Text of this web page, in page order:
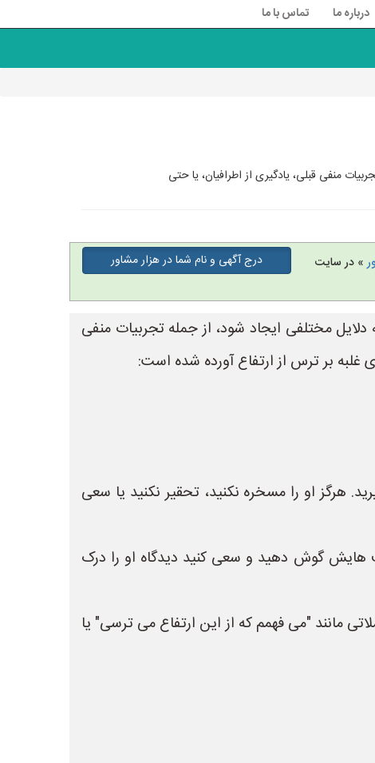
درباره ما تماس با ما
منفی قبلی، یادگیری از اطرافیان، یا حتی
» در سایت
درج آگهی و نام شما در هزار مشاور
مختلفی ایجاد شود، از جمله تجربیات منفی
غلبه بر ترس از ارتفاع آورده شده است:
هرگز او را مسخره نکنید، تحقیر نکنید یا سعی
هایش گوش دهید و سعی کنید دیدگاه او را درک
مانند "می فهمم که از این ارتفاع می ترسی" یا